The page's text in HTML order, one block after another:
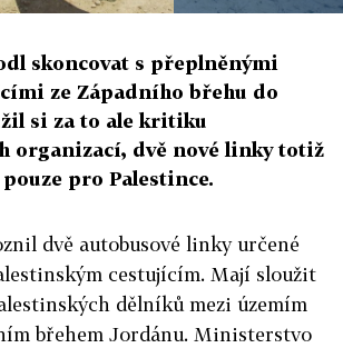
skoncovat s přeplněnými
ze Západního břehu do
si za to ale kritiku
organizací, dvě nové linky totiž
pro Palestince.
dvě autobusové linky určené
cestujícím. Mají sloužit
dělníků mezi územím
břehem Jordánu. Ministerstvo